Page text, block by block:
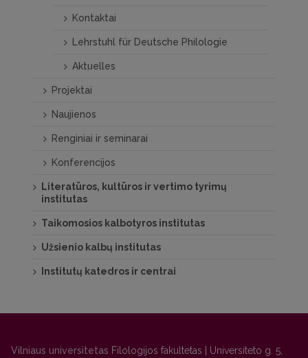
Kontaktai
Lehrstuhl für Deutsche Philologie
Aktuelles
Projektai
Naujienos
Renginiai ir seminarai
Konferencijos
Literatūros, kultūros ir vertimo tyrimų
institutas
Taikomosios kalbotyros institutas
Užsienio kalbų institutas
Institutų katedros ir centrai
Vilniaus universitetas Filologijos fakultetas | Universiteto g. 5,